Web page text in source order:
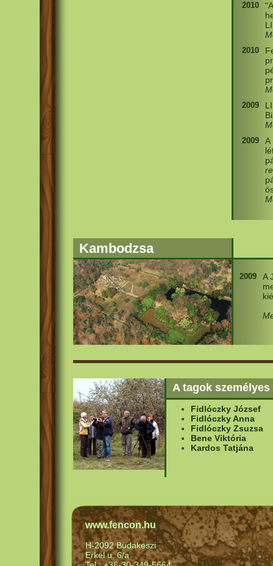
2010
2010
2009
2009
A
Kambodzsa
2009
A
A tagok
Fidlóczky József
Fidlóczky Anna
Fidlóczky Zsuzsa
Bene Viktória
Kardos Tatjána
www.fencon.hu
H-2092 Budakeszi
Erkel u. 6/a